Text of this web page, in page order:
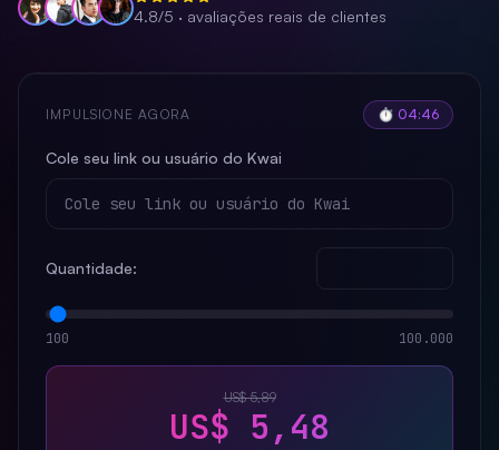
4.8/5 · avaliações reais de clientes
IMPULSIONE AGORA ⏱ 04:44
Cole seu link ou usuário do Kwai
Quantidade:
100 100.000
US$ 5,89
US$ 5,48